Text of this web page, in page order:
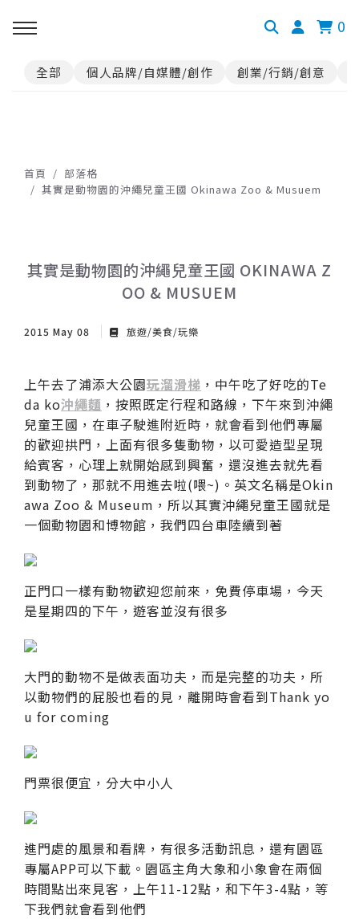
0
全部 個人品牌/自媒體/創作 創業/行銷/創意
首頁
部落格
其實是動物園的沖繩兒童王國 Okinawa Zoo & Musuem
其實是動物園的沖繩兒童王國 OKINAWA Z
OO & MUSUEM
2015 May 08 旅遊/美食/玩樂
上午去了浦添大公園玩溜滑梯 ，中午吃了好吃的Te
da ko沖繩麵 ，按照既定行程和路線，下午來到沖繩
兒童王國，在車子駛進附近時，就會看到他們專屬
的歡迎拱門，上面有很多隻動物，以可愛造型呈現
給賓客，心理上就開始感到興奮，還沒進去就先看
到動物了，那就不用進去啦(喂~)。英文名稱是Okin
awa Zoo & Museum，所以其實沖繩兒童王國就是
一個動物園和博物館，我們四台車陸續到著
正門口一樣有動物歡迎您前來，免費停車場，今天
是星期四的下午，遊客並沒有很多
大門的動物不是做表面功夫，而是完整的功夫，所
以動物們的屁股也看的見，離開時會看到Thank yo
u for coming
門票很便宜，分大中小人
進門處的風景和看牌，有很多活動訊息，還有園區
專屬APP可以下載。園區主角大象和小象會在兩個
時間點出來見客，上午11-12點，和下午3-4點，等
下我們就會看到他們